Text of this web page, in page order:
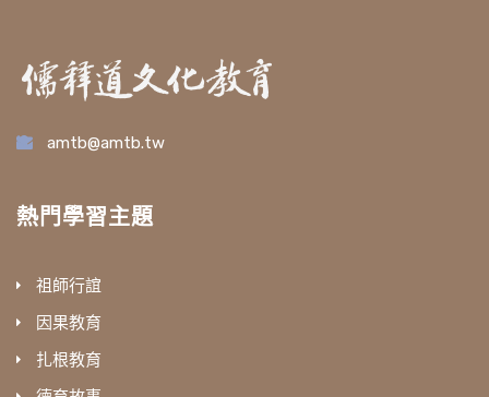
amtb@amtb.tw
熱門學習主題
祖師行誼
因果教育
扎根教育